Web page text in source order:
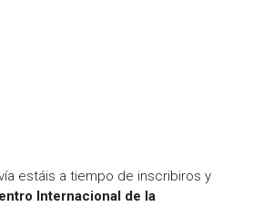
estáis a tiempo de inscribiros y
Internacional de la